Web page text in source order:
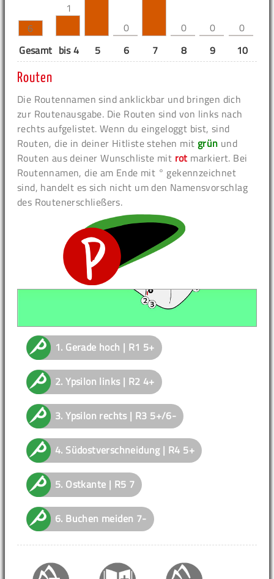
6
1
0 0 0 0
Gesamt bis 4 5 6 7 8 9 10
Routen
Die Routennamen sind anklickbar und bringen dich
zur Routenausgabe. Die Routen sind von links nach
rechts aufgelistet. Wenn du eingeloggt bist, sind
Routen, die in deiner Hitliste stehen mit grün und
Routen aus deiner Wunschliste mit rot markiert. Bei
Routennamen, die am Ende mit ° gekennzeichnet
sind, handelt es sich nicht um den Namensvorschlag
des Routenerschließers.
1. Gerade hoch | R1 5+
2.Ypsilon links | R2 4+
3.Ypsilon rechts | R3 5+/6-
4. Südostverschneidung | R4 5+
5. Ostkante | R5 7
6. Buchen meiden 7-